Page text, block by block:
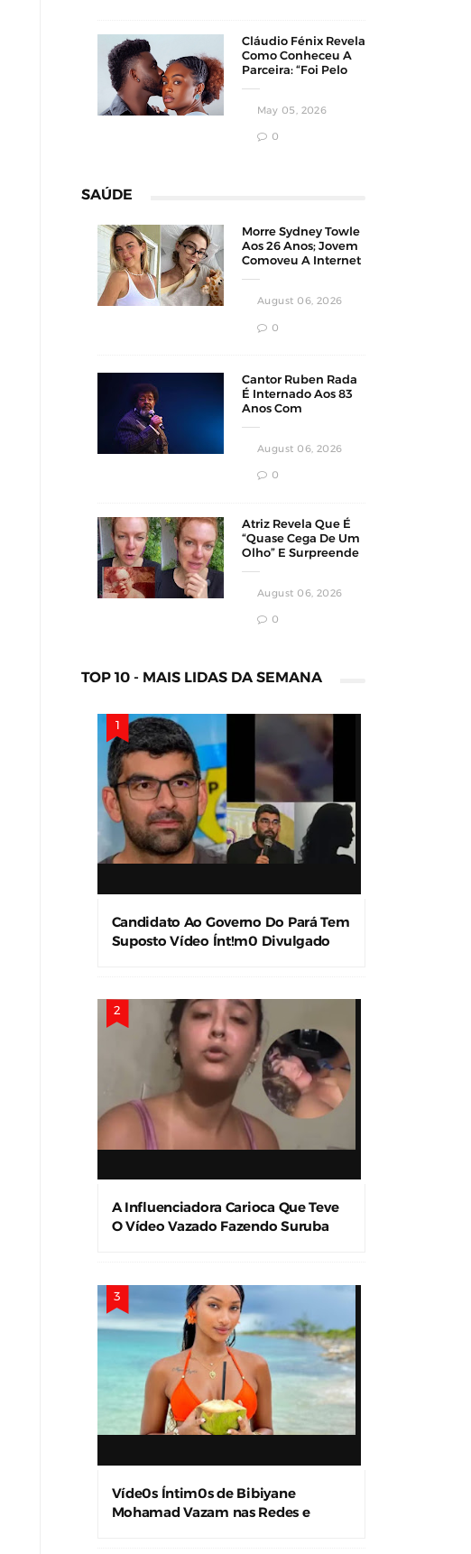
Cláudio Fénix Revela
Como Conheceu A
Parceira: “Foi Pelo
May 05, 2026
0
SAÚDE
Morre Sydney Towle
Aos 26 Anos; Jovem
Comoveu A Internet
Câncer
August 06, 2026
0
Cantor Ruben Rada
É Internado Aos 83
Anos Com
August 06, 2026
0
Atriz Revela Que É
“Quase Cega De Um
Olho” E Surpreende
August 06, 2026
0
TOP 10 - MAIS LIDAS DA SEMANA
Candidato Ao Governo Do Pará Tem
Suposto Vídeo Ínt!m0 Divulgado
A Influenciadora Carioca Que Teve
O Vídeo Vazado Fazendo Suruba
Víde0s Íntim0s de Bibiyane
Mohamad Vazam nas Redes e